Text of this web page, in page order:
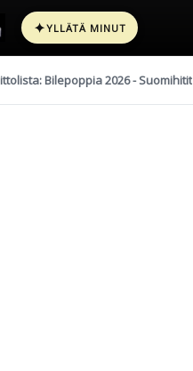
✦YLLÄTÄ MINUT
Bilepoppia 2026 - Suomihitit